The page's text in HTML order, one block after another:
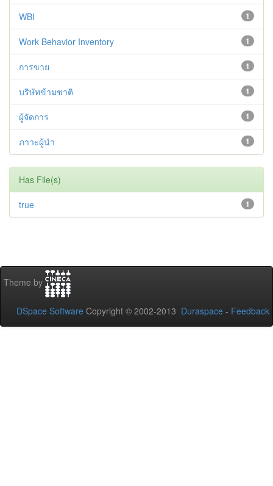
1
WBI
1
Work Behavior Inventory
1
การขาย
1
บริษัทข้ามชาติ
1
ผู้จัดการ
1
ภาวะผู้นำ
Has File(s)
1
true
Theme by
DSpace Software Copyright © 2002-2013 Duraspace - Feedback